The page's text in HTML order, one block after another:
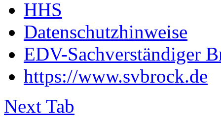
HHS
Datenschutzhinweise
EDV-Sachverständiger
https://www.svbrock.de
Next Tab